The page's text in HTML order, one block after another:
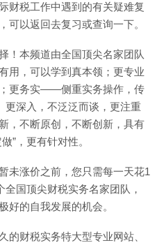
财税工作中遇到的有关疑难复
可以返回去复习或查询一下。
！本频道由全国顶尖名家团队
用，可以学到真本领；更专业
更务实——侧重实务操作，传
更深入，不泛泛而谈，更注重
，不断原创，不断创新，具有
”，更有针对性。
未涨价之前，您只需每一天花1
全国顶尖财税实务名家团队，
好的自我发展的机会。
的财税实务特大型专业网站、